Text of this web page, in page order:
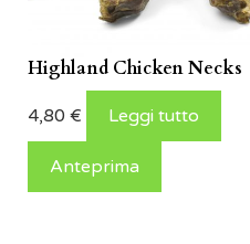
Highland Chicken Necks
4,80 € Leggi tutto
Anteprima